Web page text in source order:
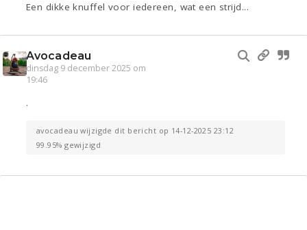
Een dikke knuffel voor iedereen, wat een strijd...
Avocadeau
dinsdag 9 december 2025 om
19:46
.
avocadeau wijzigde dit bericht op 14-12-2025 23:12
99.95% gewijzigd